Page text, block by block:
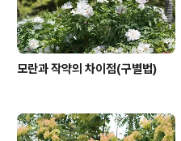
모란과 작약의 차이점(구별법)